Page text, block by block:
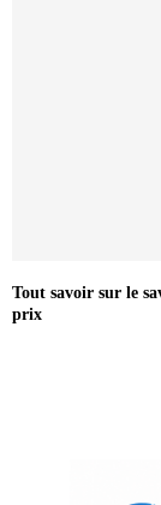
Tout savoir sur le
prix